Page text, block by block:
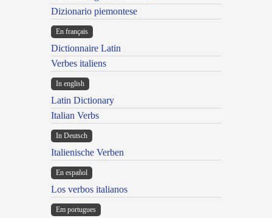
Dizionario piemontese
En français
Dictionnaire Latin
Verbes italiens
In english
Latin Dictionary
Italian Verbs
In Deutsch
Italienische Verben
En español
Los verbos italianos
Em portugues